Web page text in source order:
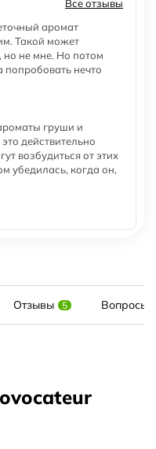
Все отзывы
аромат
Такой может
но не мне. Но потом
нечто
груши и
действительно
возбудиться от этих
убедилась, когда он,
Отзывы 5 Вопросы